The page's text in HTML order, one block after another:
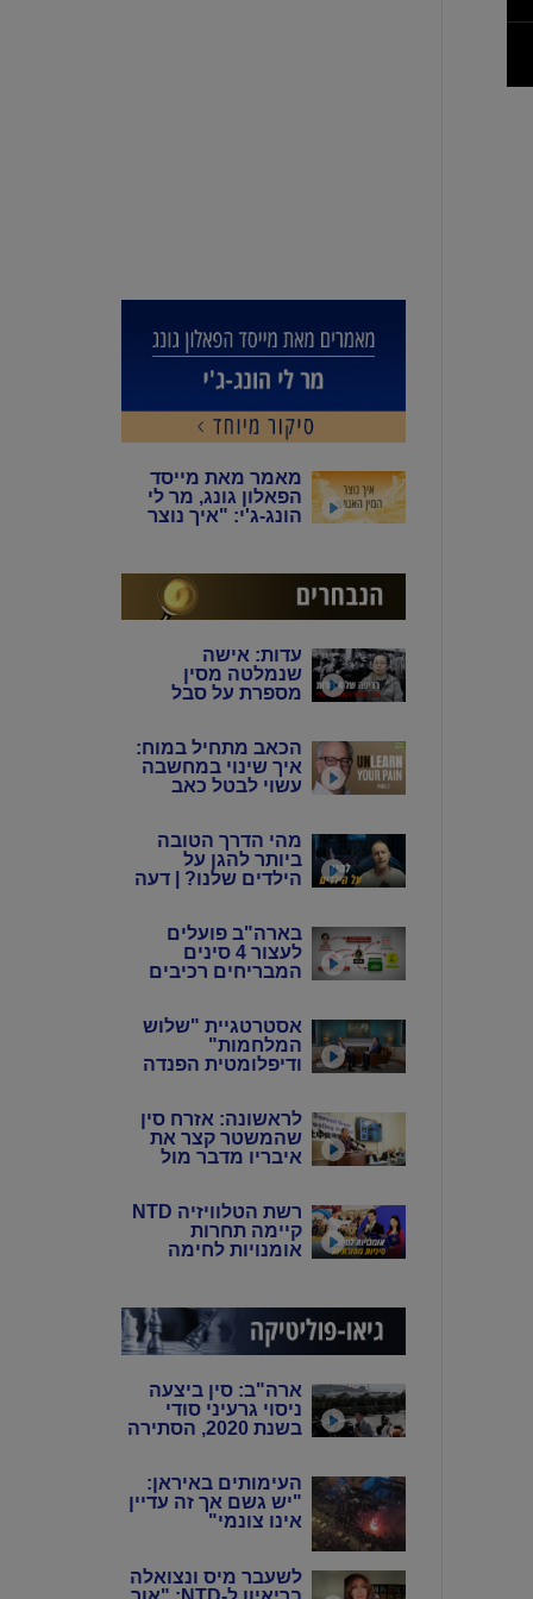
מאמר מאת מייסד
הפאלון גונג, מר לי
הונג-ג'י: "איך נוצר
עדות: אישה
שנמלטה מסין
מספרת על סבל
הקומוניסטי הסיני
הכאב מתחיל במוח:
איך שינוי במחשבה
עשוי לבטל כאב
מהי הדרך הטובה
ביותר להגן על
הילדים שלנו? | דעה
בארה"ב פועלים
לעצור 4 סינים
המבריחים רכיבים
באיראן
אסטרטגיית "שלוש
המלחמות"
ודיפלומטית הפנדה
לראשונה: אזרח סין
שהמשטר קצר את
איבריו מדבר מול
רשת הטלוויזיה NTD
קיימה תחרות
אומנויות לחימה
ארה"ב: סין ביצעה
ניסוי גרעיני סודי
בשנת 2020, הסתירה
מערכות הניטור
העימותים באיראן:
"יש גשם אך זה עדיין
אינו צונמי"
לשעבר מיס ונצואלה